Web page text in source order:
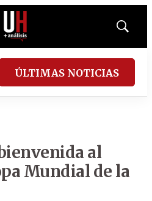
Mostrar
ÚLTIMAS NOTICIAS
al
Mundial de la